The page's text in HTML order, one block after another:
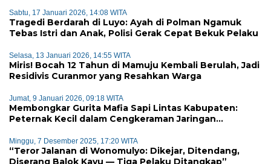
Sabtu, 17 Januari 2026, 14:08 WITA
Tragedi Berdarah di Luyo: Ayah di Polman Ngamuk
Tebas Istri dan Anak, Polisi Gerak Cepat Bekuk Pelaku
Selasa, 13 Januari 2026, 14:55 WITA
Miris! Bocah 12 Tahun di Mamuju Kembali Berulah, Jadi
Residivis Curanmor yang Resahkan Warga
Jumat, 9 Januari 2026, 09:18 WITA
Membongkar Gurita Mafia Sapi Lintas Kabupaten:
Peternak Kecil dalam Cengkeraman Jaringan
Minggu, 7 Desember 2025, 17:20 WITA
“Teror Jalanan di Wonomulyo: Dikejar, Ditendang,
Diserang Balok Kayu — Tiga Pelaku Ditangkap”